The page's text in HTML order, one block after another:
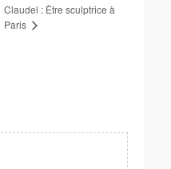
Claudel : Être sculptrice à
Paris